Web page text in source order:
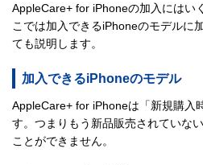
AppleCare+ for iPhoneの加入にはい
こでは加入できるiPhoneのモデルに
ても説明します。
加入できるiPhoneのモデル
AppleCare+ for iPhoneは「新規購入
す。つまりもう新品販売されていな
ことができません。